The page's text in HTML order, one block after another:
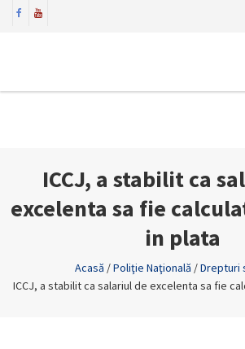
ICCJ, a stabilit ca
excelenta sa fie
in plata
Acasă /Poliţie Naţională /Drepturi
ICCJ, a stabilit ca salariul de excelenta sa fie